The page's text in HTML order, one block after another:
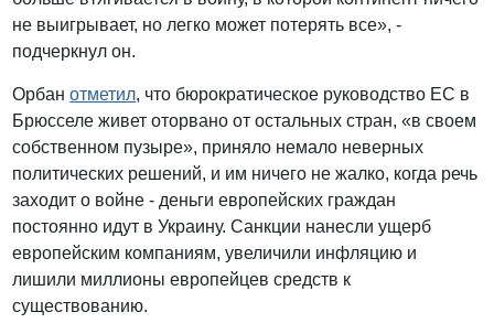
не выигрывает, но легко может потерять все», -
подчеркнул он.
Орбанотметил, что бюрократическое руководство ЕС в
Брюсселе живет оторвано от остальных стран, «в своем
собственном пузыре», приняло немало неверных
политических решений, и им ничего не жалко, когда речь
заходит о войне - деньги европейских граждан
постоянно идут в Украину. Санкции нанесли ущерб
европейским компаниям, увеличили инфляцию и
лишили миллионы европейцев средств к
существованию.